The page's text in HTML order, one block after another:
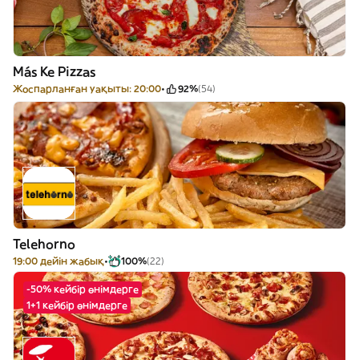
Más Ke Pizzas
Жоспарланған уақыты: 20:00 92%(54)
Telehorno
19:00 дейін жабық 100%(22)
-50% кейбір өнімдерге
1+1 кейбір өнімдерге